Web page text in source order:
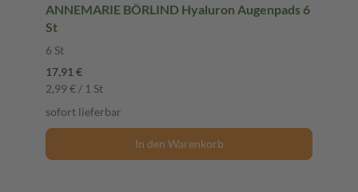
ANNEMARIE BÖRLIND Hyaluron Augenpads 6
St
6 St
17,91 €
2,99 € / 1 St
sofort lieferbar
In den Warenkorb